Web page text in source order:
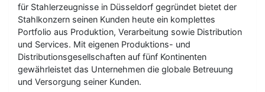
für Stahlerzeugnisse in Düsseldorf gegründet bietet der
Stahlkonzern seinen Kunden heute ein komplettes
Portfolio aus Produktion, Verarbeitung sowie Distribution
und Services. Mit eigenen Produktions- und
Distributionsgesellschaften auf fünf Kontinenten
gewährleistet das Unternehmen die globale Betreuung
und Versorgung seiner Kunden.